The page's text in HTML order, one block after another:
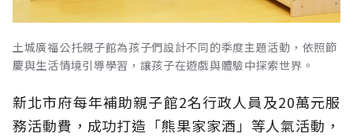
土城廣福公托親子館為孩子們設計不同的季度主題活動，依照節
慶與生活情境引導學習，讓孩子在遊戲與體驗中探索世界。
新北市府每年補助親子館2名行政人員及20萬元服
務活動費，成功打造「熊果家家酒」等人氣活動，